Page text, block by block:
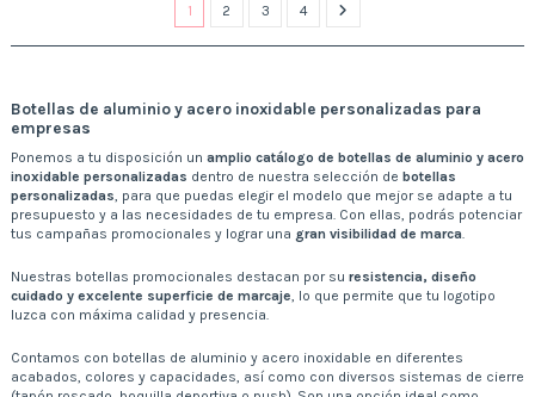
1 2 3 4
Botellas de aluminio y acero inoxidable personalizadas para
empresas
Ponemos a tu disposición un amplio catálogo de botellas de aluminio y acero
inoxidable personalizadas dentro de nuestra selección de botellas
personalizadas , para que puedas elegir el modelo que mejor se adapte a tu
presupuesto y a las necesidades de tu empresa. Con ellas, podrás potenciar
tus campañas promocionales y lograr una gran visibilidad de marca
Nuestras botellas promocionales destacan por su resistencia, diseño
cuidado y excelente superficie de marcaje , lo que permite que tu logotipo
luzca con máxima calidad y presencia.
Contamos con botellas de aluminio y acero inoxidable en diferentes
acabados, colores y capacidades, así como con diversos sistemas de cierre